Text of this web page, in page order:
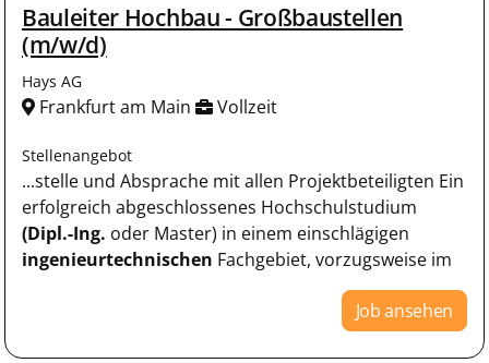
Bauleiter Hochbau - Großbaustellen
(m/w/d)
Hays AG
Frankfurt am Main Vollzeit
Stellenangebot
...stelle und Absprache mit allen Projektbeteiligten Ein
erfolgreich abgeschlossenes Hochschulstudium
(Dipl.-Ing. oder Master) in einem einschlägigen
ingenieurtechnischen Fachgebiet, vorzugsweise im
Job ansehen